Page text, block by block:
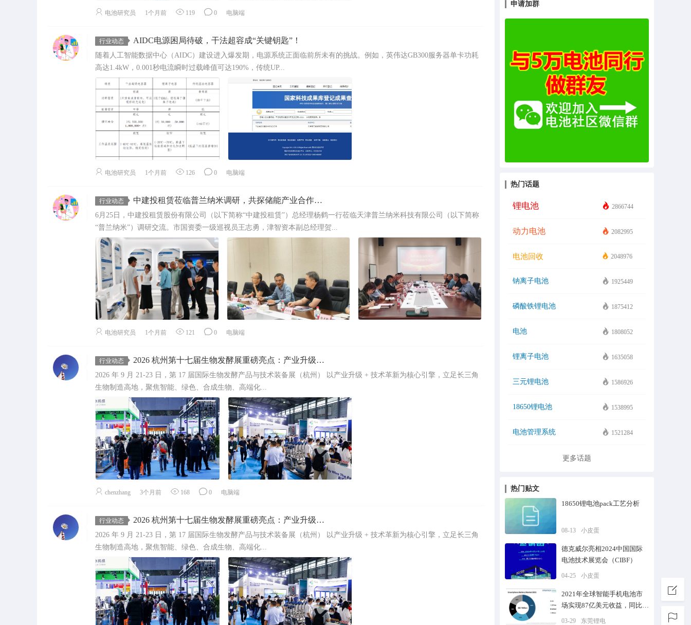
申请加群
热门话题
锂电池 2866744
动力电池 2082995
电池回收 2048976
钠离子电池 1925449
磷酸铁锂电池 1875412
电池 1808052
锂离子电池 1635058
三元锂电池 1586926
18650锂电池 1538995
电池管理系统 1521284
更多话题
热门贴文
18650锂电池pack工艺分析
08-13 小皮蛋
德克威尔亮相2024中国国际
电池技术展览会（CIBF）
04-25 小皮蛋
2021年全球智能手机电池市
场实现87亿美元收益，同比增
长超10%
03-29 东莞锂电
电池研究员 1个月前 119 0 电脑端
行业动态 AIDC电源困局待破，干法超容成“关键钥匙”！
随着人工智能数据中心（AIDC）建设进入爆发期，电源系统正面临前所未有的挑战。例如，英伟达GB300服务器单卡功耗
高达1.4kW，0.001秒电流瞬时过载峰值可达190%，传统UP...
电池研究员 1个月前 126 0 电脑端
行业动态 中建投租赁莅临普兰纳米调研，共探储能产业合作新路径
6月25日，中建投租赁股份有限公司（以下简称“中建投租赁”）总经理杨鹤一行莅临天津普兰纳米科技有限公司（以下简称
“普兰纳米”）调研交流。市国资委一级巡视员王志勇，津智资本副总经理贺...
电池研究员 1个月前 121 0 电脑端
行业动态 2026 杭州第十七届生物发酵展重磅亮点：产业升级与技术革新
2026 年 9 月 21-23 日，第 17 届国际生物发酵产品与技术装备展（杭州） 以产业升级 + 技术革新为核心引擎，立足长三角
生物制造高地，聚焦智能、绿色、合成生物、高端化...
chenzhang 3个月前 168 0 电脑端
行业动态 2026 杭州第十七届生物发酵展重磅亮点：产业升级与技术革新
2026 年 9 月 21-23 日，第 17 届国际生物发酵产品与技术装备展（杭州） 以产业升级 + 技术革新为核心引擎，立足长三角
生物制造高地，聚焦智能、绿色、合成生物、高端化...